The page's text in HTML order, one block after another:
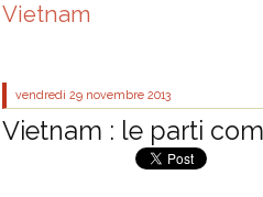
Vietnam
vendredi 29 novembre 2013
Vietnam : le parti